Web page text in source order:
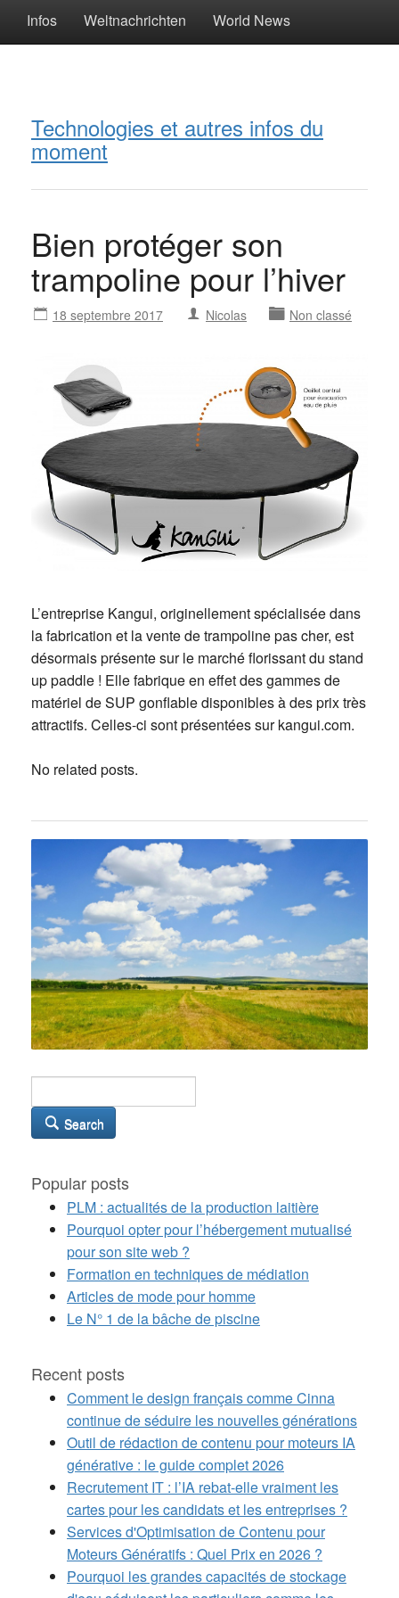
Infos Weltnachrichten World News
Technologies et autres infos du
moment
Bien protéger son
trampoline pour l’hiver
18 septembre 2017 Nicolas Non classé
L’entreprise Kangui, originellement spécialisée dans
la fabrication et la vente de trampoline pas cher, est
désormais présente sur le marché florissant du stand
up paddle ! Elle fabrique en effet des gammes de
matériel de SUP gonflable disponibles à des prix très
attractifs. Celles-ci sont présentées sur kangui.com.
No related posts.
Search
Popular posts
PLM : actualités de la production laitière
Pourquoi opter pour l’hébergement mutualisé
pour son site web ?
Formation en techniques de médiation
Articles de mode pour homme
Le N° 1 de la bâche de piscine
Recent posts
Comment le design français comme Cinna
continue de séduire les nouvelles générations
Outil de rédaction de contenu pour moteurs IA
générative : le guide complet 2026
Recrutement IT : l’IA rebat-elle vraiment les
cartes pour les candidats et les entreprises ?
Services d'Optimisation de Contenu pour
Moteurs Génératifs : Quel Prix en 2026 ?
Pourquoi les grandes capacités de stockage